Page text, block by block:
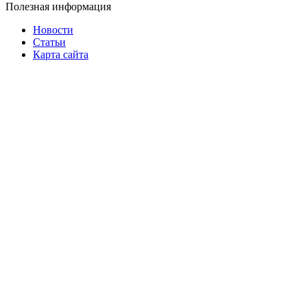
Полезная информация
Новости
Статьи
Карта сайта